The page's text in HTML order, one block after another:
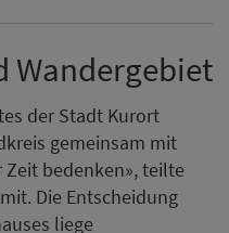
Wandergebiet
der Stadt Kurort
gemeinsam mit
Zeit bedenken», teilte
Die Entscheidung
liege